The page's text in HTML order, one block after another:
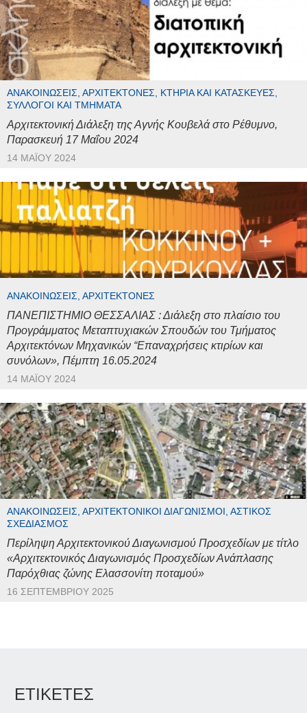
ΑΝΑΚΟΙΝΏΣΕΙΣ, ΑΡΧΙΤΈΚΤΟΝΕΣ, ΚΤΉΡΙΑ ΚΑΙ ΚΑΤΑΣΚΕΥΈΣ,
ΣΎΛΛΟΓΟΙ ΚΑΙ ΤΜΉΜΑΤΑ
Αρχιτεκτονική Διάλεξη της Αγνής Κουβελά στο Ρέθυμνο,
Παρασκευή 17 Μαΐου 2024
14 ΜΑΪ́ΟΥ 2024
ΑΝΑΚΟΙΝΏΣΕΙΣ, ΑΡΧΙΤΈΚΤΟΝΕΣ
ΠΑΝΕΠΙΣΤΗΜΙΟ ΘΕΣΣΑΛΙΑΣ : Διάλεξη στο πλαίσιο του
Προγράμματος Μεταπτυχιακών Σπουδών του Τμήματος
Αρχιτεκτόνων Μηχανικών “Επαναχρήσεις κτιρίων και
συνόλων», Πέμπτη 16.05.2024
14 ΜΑΪ́ΟΥ 2024
ΑΝΑΚΟΙΝΏΣΕΙΣ, ΑΡΧΙΤΕΚΤΟΝΙΚΟΊ ΔΙΑΓΩΝΙΣΜΟΊ, ΑΣΤΙΚΌΣ
ΣΧΕΔΙΑΣΜΌΣ
Περίληψη Αρχιτεκτονικού Διαγωνισμού Προσχεδίων με τίτλο
«Αρχιτεκτονικός Διαγωνισμός Προσχεδίων Ανάπλασης
Παρόχθιας ζώνης Ελασσονίτη ποταμού»
16 ΣΕΠΤΕΜΒΡΊΟΥ 2025
ΕΤΙΚΕΤΕΣ